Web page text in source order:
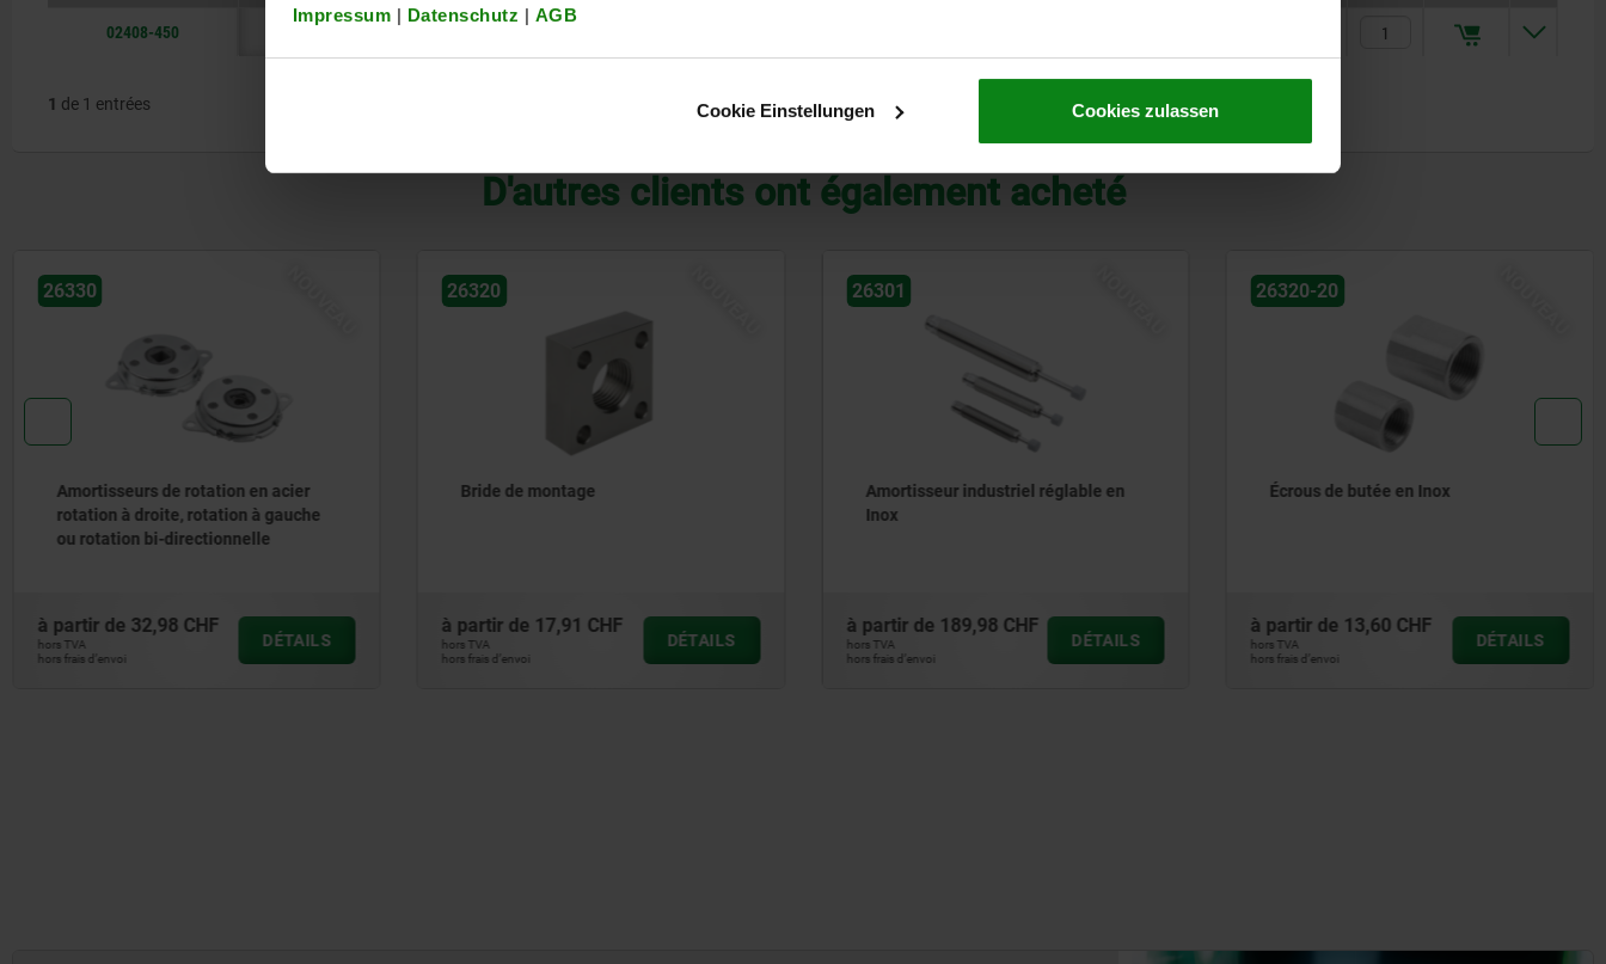
Impressum | Datenschutz | AGB
Cookie Einstellungen Cookies zulassen
02408-450 D
1 de 1 entrées AGRANDIR LE TABLEAU
D'autres clients ont également acheté
26320
Bride de montage
à partir de 17,91 CHF
hors TVA
hors frais d’envoi
DÉTAILS
26301
Amortisseur industriel réglable en
à partir de 189,98 CHF
hors TVA
hors frais d’envoi
DÉTAILS
26320-20
Écrous de butée en Inox
à partir de 13,60 CHF
hors TVA
hors frais d’envoi
DÉTAILS
26320-10
Brides de montage en Inox
à partir de 41,98 CHF
hors TVA
hors frais d’envoi
DÉTAILS